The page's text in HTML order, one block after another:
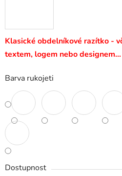
Klasické obdelníkové razítko -
textem, logem nebo designem…
Barva rukojeti
Dostupnost